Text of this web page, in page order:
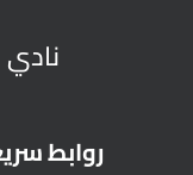
نادي
روابط